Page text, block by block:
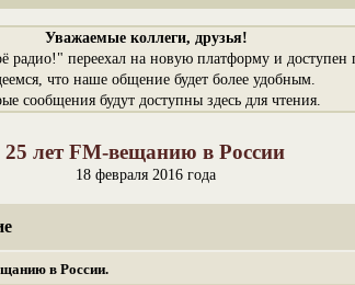
Уважаемые коллеги, друзья!
радио!" переехал на новую платформу и доступен
что наше общение будет более удобным.
сообщения будут доступны здесь для чтения.
25 лет FM-вещанию в России
18 февраля 2016 года
в России.